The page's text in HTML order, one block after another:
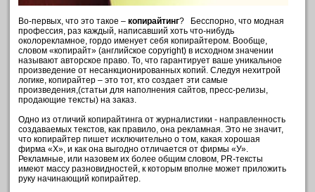
Во-первых, что это такое –копирайтинг? Бесспорно, что модная
профессия, раз каждый, написавший хоть что-нибудь
околорекламное, гордо именует себя копирайтером. Вообще,
словом «копирайт» (английское copyright) в исходном значении
называют авторское право. То, что гарантирует ваше уникальное
произведение от несанкционированных копий. Следуя нехитрой
логике, копирайтер – это тот, кто создает эти самые
произведения,(статьи для наполнения сайтов, пресс-релизы,
продающие тексты) на заказ.
Одно из отличий копирайтинга от журналистики - направленность
создаваемых текстов, как правило, она рекламная. Это не значит,
что копирайтер пишет исключительно о том, какая хорошая
фирма «Х», и как она выгодно отличается от фирмы «У».
Рекламные, или назовем их более общим словом, PR-тексты
имеют массу разновидностей, к которым вполне может приложить
руку начинающий копирайтер.